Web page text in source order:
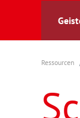
Archäologie
Berufs-
Ressourcen